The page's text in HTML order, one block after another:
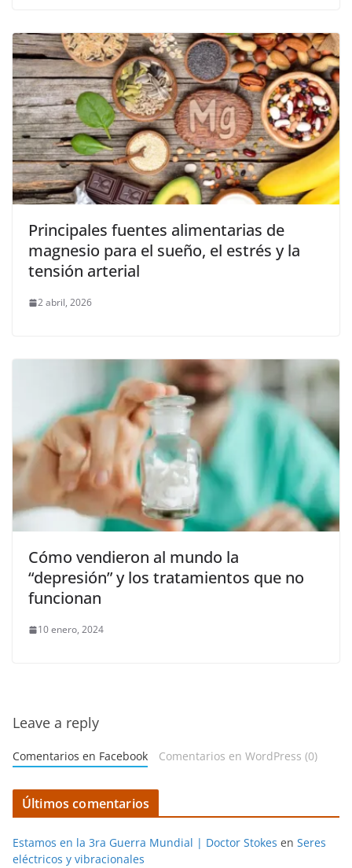
Principales fuentes alimentarias de
magnesio para el sueño, el estrés y la
tensión arterial
2 abril, 2026
Cómo vendieron al mundo la
“depresión” y los tratamientos que no
funcionan
10 enero, 2024
Leave a reply
Comentarios en Facebook Comentarios en WordPress (0)
Últimos comentarios
Estamos en la 3ra Guerra Mundial | Doctor Stokes en Seres
eléctricos y vibracionales